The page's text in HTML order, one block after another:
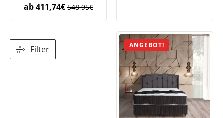
ab 548,95€
411,74€
Filter ANGEBOT!